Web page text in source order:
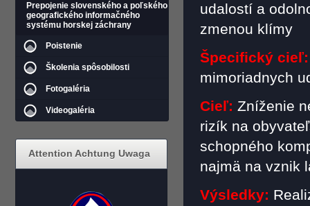
Prepojenie slovenského a poľského
geografického informačného
systému horskej záchrany
Poistenie
Školenia spôsobilosti
Fotogaléria
Videogaléria
Attention Achtung Uwaga
udalostí a
zmenou klímy
Špecifický cieľ:
mimoriadnych
Cieľ: Zníženie
rizík na
schopného
najmä na vznik
Výsledky: